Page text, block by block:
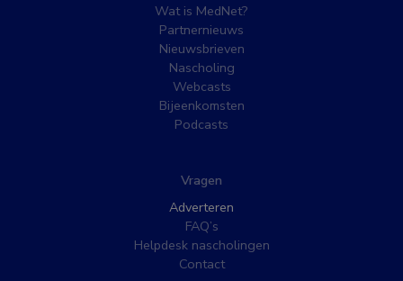
Wat is MedNet?
Partnernieuws
Nieuwsbrieven
Nascholing
Webcasts
Bijeenkomsten
Podcasts
Vragen
Adverteren
FAQ’s
Helpdesk nascholingen
Contact